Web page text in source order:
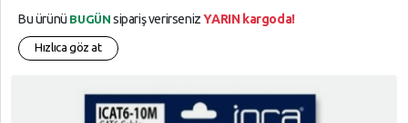
Bu ürünü BUGÜN sipariş verirsenizYARIN kargoda!
Hızlıca göz at